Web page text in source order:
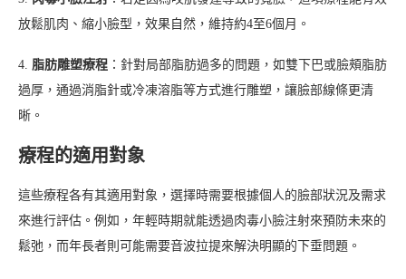
放鬆肌肉、縮小臉型，效果自然，維持約4至6個月。
4. 脂肪雕塑療程 ：針對局部脂肪過多的問題，如雙下巴或臉頰脂肪
過厚，通過消脂針或冷凍溶脂等方式進行雕塑，讓臉部線條更清
晰。
療程的適用對象
這些療程各有其適用對象，選擇時需要根據個人的臉部狀況及需求
來進行評估。例如，年輕時期就能透過肉毒小臉注射來預防未來的
鬆弛，而年長者則可能需要音波拉提來解決明顯的下垂問題。